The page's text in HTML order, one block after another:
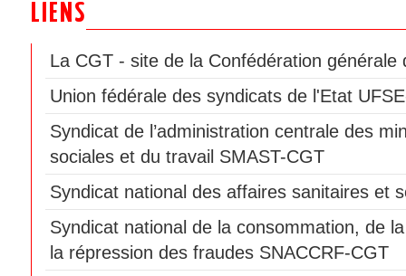
LIENS
La CGT - site de la Confédération générale
Union fédérale des syndicats de l'Etat
Syndicat de l’administration centrale des
sociales et du travail SMAST-CGT
Syndicat national des affaires sanitaires et
Syndicat national de la consommation, de
la répression des fraudes SNACCRF-CGT